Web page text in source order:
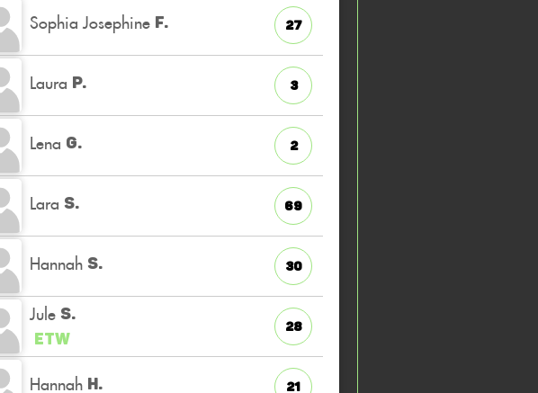
Sophia Josephine F. 27
Laura P. 3
Lena G. 2
Lara S. 69
Hannah S. 30
Jule S.
ETW
28
Hannah H. 21